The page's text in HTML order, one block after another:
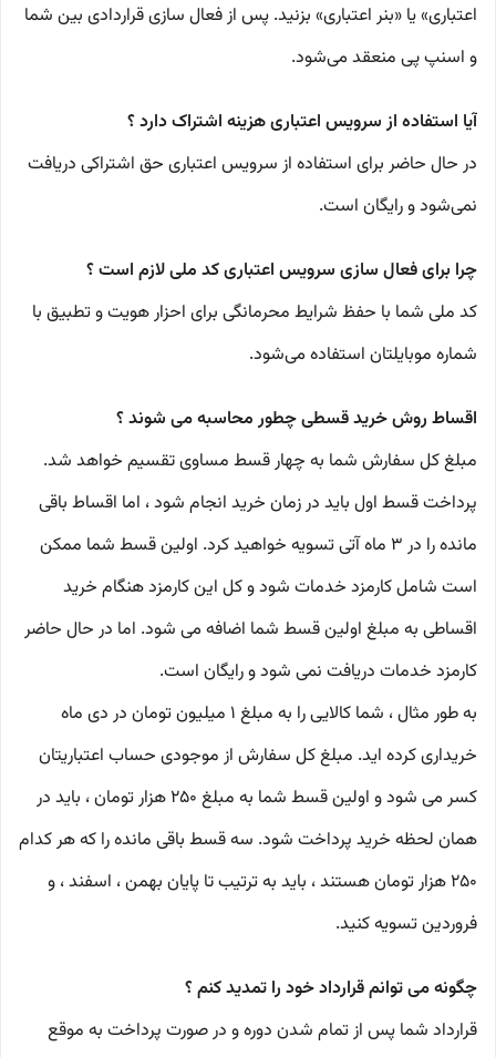
اعتباری» یا «بنر اعتباری» بزنید. پس از فعال‌ سازی قراردادی بین شما
و اسنپ‌ پی منعقد می‌شود.
آیا استفاده از سرویس اعتباری هزینه اشتراک دارد ؟
در حال حاضر برای استفاده از سرویس اعتباری حق اشتراکی دریافت
نمی‌شود و رایگان است.
چرا برای فعال سازی سرویس اعتباری کد ملی لازم است ؟
کد ملی شما با حفظ شرایط محرمانگی برای احزار هویت و تطبیق با
شماره موبایلتان استفاده می‌شود.
اقساط روش خرید قسطی چطور محاسبه می شوند ؟
مبلغ کل سفارش شما به چهار قسط مساوی تقسیم خواهد شد.
پرداخت قسط اول باید در زمان خرید انجام شود ، اما اقساط باقی
مانده را در 3 ماه آتی تسویه خواهید کرد. اولین قسط شما ممکن
است شامل کارمزد خدمات شود و کل این کارمزد هنگام خرید
اقساطی به مبلغ اولین قسط شما اضافه می شود. اما در حال حاضر
کارمزد خدمات دریافت نمی شود و رایگان است.
به طور مثال ، شما کالایی را به مبلغ 1 میلیون تومان در دی ماه
خریداری کرده اید. مبلغ کل سفارش از موجودی حساب اعتباریتان
کسر می شود و اولین قسط شما به مبلغ 250 هزار تومان ، باید در
همان لحظه خرید پرداخت شود. سه قسط باقی مانده را که هر کدام
250 هزار تومان هستند ، باید به ترتیب تا پایان بهمن ، اسفند ، و
فروردین تسویه کنید.
چگونه می توانم قرارداد خود را تمدید کنم ؟
قرارداد شما پس از تمام شدن دوره و در صورت پرداخت به موقع